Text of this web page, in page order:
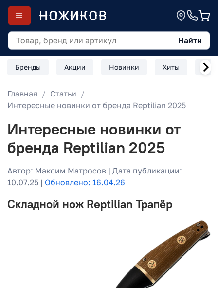
Найти
Бренды Акции Новинки Хиты
Главная
Статьи
Интересные новинки от бренда Reptilian 2025
Интересные новинки от
бренда Reptilian 2025
Автор: Максим Матросов | Дата публикации:
10.07.25 | Обновлено: 16.04.26
Складной нож Reptilian Трапёр